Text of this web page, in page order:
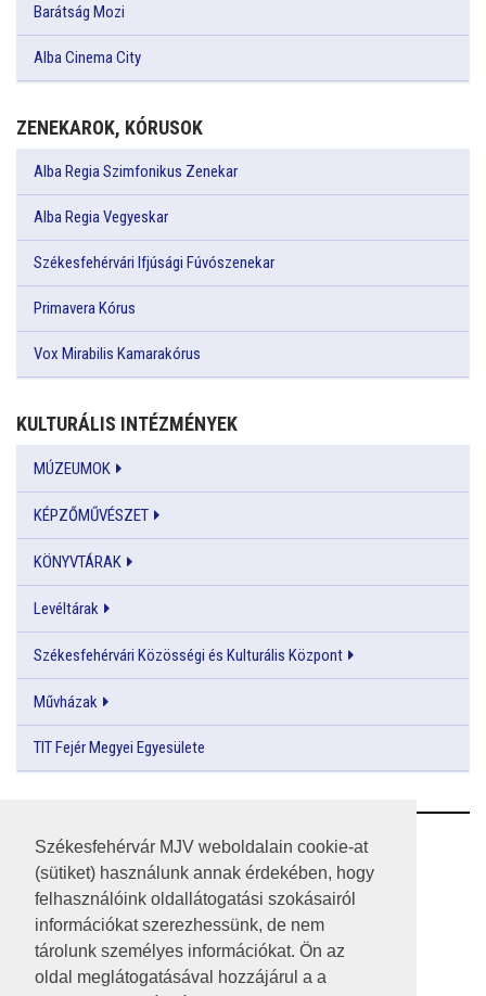
Székesfehérvár MJV weboldalain cookie-at
(sütiket) használunk annak érdekében, hogy
felhasználóink oldallátogatási szokásairól
információkat szerezhessünk, de nem
tárolunk személyes információkat. Ön az
oldal meglátogatásával hozzájárul a a
Barátság Mozi
Alba Cinema City
ZENEKAROK, KÓRUSOK
Alba Regia Szimfonikus Zenekar
Alba Regia Vegyeskar
Székesfehérvári Ifjúsági Fúvószenekar
Primavera Kórus
Vox Mirabilis Kamarakórus
KULTURÁLIS INTÉZMÉNYEK
MÚZEUMOK
KÉPZŐMŰVÉSZET
KÖNYVTÁRAK
Levéltárak
Székesfehérvári Közösségi és Kulturális Központ
Művházak
TIT Fejér Megyei Egyesülete
RSS
A HONLAP 2017.03.31-I ÁLLAPOTA
JOGI NYILATKOZAT
IMPRESSZUM